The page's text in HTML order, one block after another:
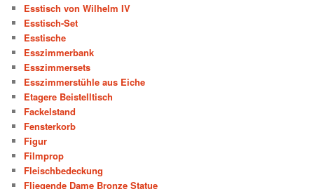
Esstisch von Wilhelm IV
Esstisch-Set
Esstische
Esszimmerbank
Esszimmersets
Esszimmerstühle aus Eiche
Etagere Beistelltisch
Fackelstand
Fensterkorb
Figur
Filmprop
Fleischbedeckung
Fliegende Dame Bronze Statue